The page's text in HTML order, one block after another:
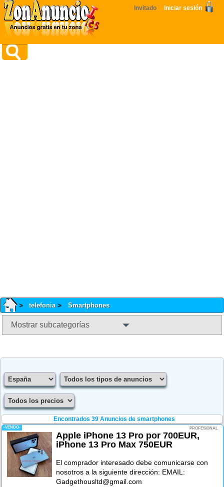
Invitado Iniciar sesión
telefonia Smartphones
Mostrar subcategorías
Encontrados 39 Anuncios de smartphones
-VENDO- PROFESIONAL
Apple iPhone 13 Pro por 700EUR,
iPhone 13 Pro Max 750EUR
El comprador interesado debe comunicarse con
nosotros a la siguiente dirección: EMAIL:
Gadgethousltd@gmail.com